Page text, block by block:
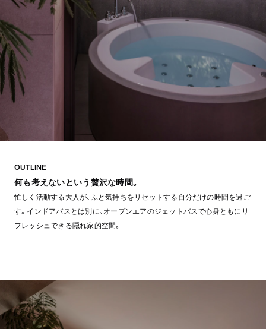
OUTLINE
何も考えないという贅沢な時間。
忙しく活動する大人が、ふと気持ちをリセットする自分だけの時間を過ご
す。インドアバスとは別に、オープンエアのジェットバスで心身ともにリ
フレッシュできる隠れ家的空間。